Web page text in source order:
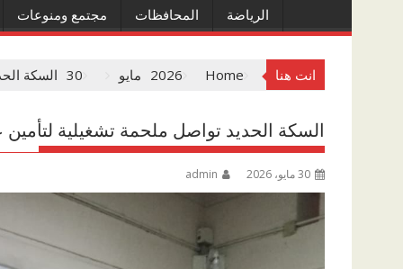
الرياضة المحافظات مجتمع ومنوعات
انت هنا Home
2026 مايو 30 السكة
السكة الحديد تواصل ملحمة تشغيلية
30 مايو، 2026 admin